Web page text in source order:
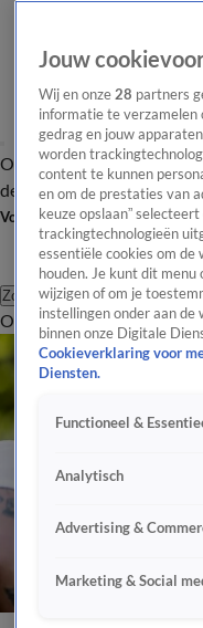
OverzichtAfleveringen
de redactieNieuwsbrief
Volg Shownieuws
Zoeken
OverzichtEntertainment
Jouw
Wij en onze 28 partners
informatie te verzamelen
gedrag en jouw
worden
content te kunnen
en om de prestaties van
keuze opslaan”
trackingtechnologieën
essentiële cookies om
houden. Je kunt dit
wijzigen of om je
instellingen onder aan de
binnen onze Digitale
Cookieverklaring voor
Diensten.
Functioneel &
Analytisch
Advertising &
Marketing & Social